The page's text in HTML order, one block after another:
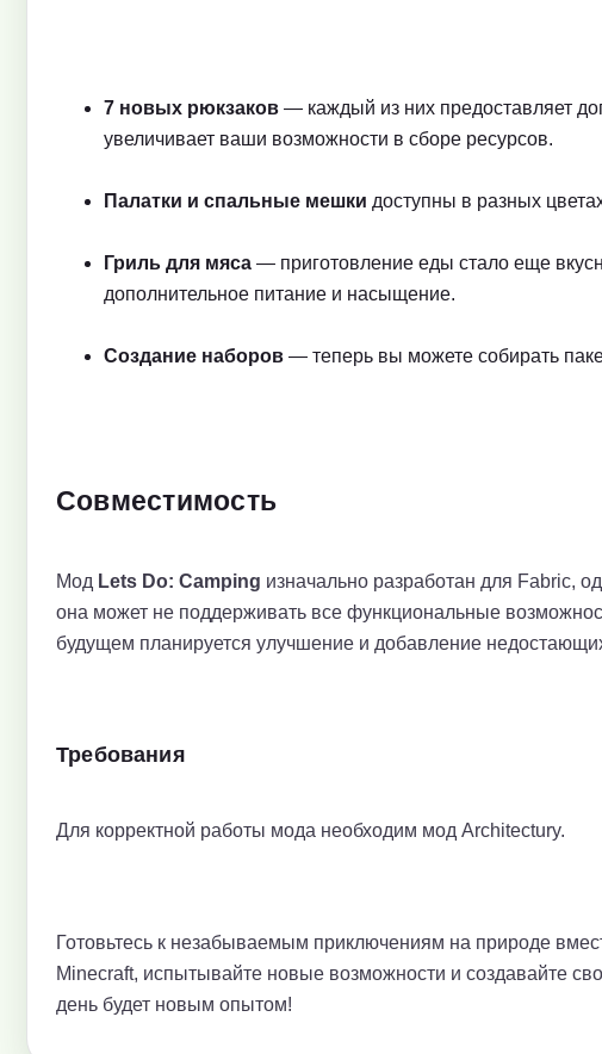
7 новых рюкзаков — каждый из них предоставляет
увеличивает ваши возможности в сборе ресурсов.
Палатки и спальные мешки доступны в разных
Гриль для мяса — приготовление еды стало еще
дополнительное питание и насыщение.
Создание наборов — теперь вы можете собирать
Совместимость
Мод Lets Do: Camping изначально разработан для Fabric,
она может не поддерживать все функциональные
будущем планируется улучшение и добавление
Требования
Для корректной работы мода необходим мод Architectury.
Готовьтесь к незабываемым приключениям на природе
Minecraft, испытывайте новые возможности и создавайте
день будет новым опытом!